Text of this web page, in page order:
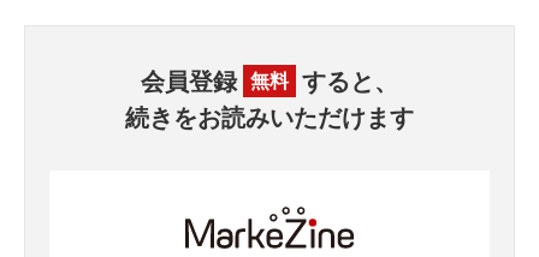
会員登録 無料 すると、
続きをお読みいただけます